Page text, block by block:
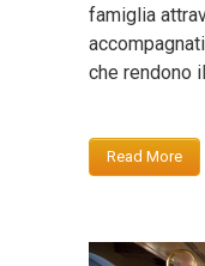
famiglia
che rendono
Read More